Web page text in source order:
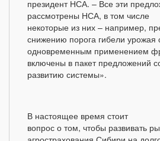
президент НСА. – Все эти
рассмотрены НСА, в том числе
некоторые из них – например,
снижению порога гибели урожая
одновременным применением
включены в пакет предложений
развитию системы».
В настоящее время стоит
вопрос о том, чтобы развивать